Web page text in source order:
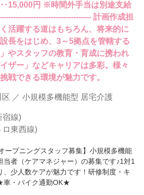
‥15,000円 ※時間外手当は別途支給
計画作成担
活躍する道はもちろん、将来的に
長をはじめ、3～5拠点を管轄する
」やスタッフの教育・育成に携われ
ザー」などキャリアは多彩。様々
戦できる環境が魅力です。
／ 小規模多機能型 居宅介護
宿線)
ロ東西線)
ープニングスタッフ募集】小規模多機能
者（ケアマネジャー）の募集です♪1対1
、少人数ケアが魅力です！研修制度・キ
車・バイク通勤OK★